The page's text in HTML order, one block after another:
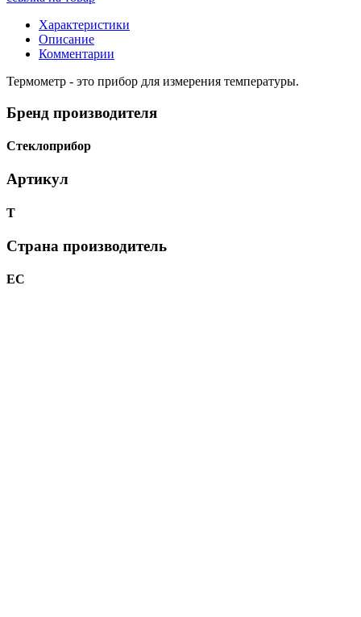
Характеристики
Описание
Комментарии
Термометр - это прибор для измерения температуры.
Бренд производителя
Стеклоприбор
Артикул
Т
Страна производитель
ЕС